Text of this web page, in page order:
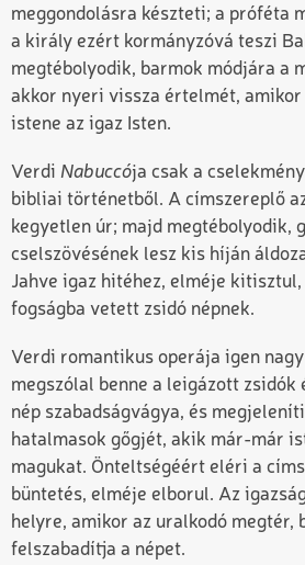
meggondolásra készteti; a próféta
a király ezért kormányzóvá teszi
megtébolyodik, barmok módjára a
akkor nyeri vissza értelmét, amikor
istene az igaz Isten.
Verdi Nabuccója csak a
bibliai történetből. A címszereplő
kegyetlen úr; majd megtébolyodik,
cselszövésének lesz kis híján
Jahve igaz hitéhez, elméje kitisztul,
fogságba vetett zsidó népnek.
Verdi romantikus operája igen
megszólal benne a leigázott zsidók
nép szabadságvágya, és
hatalmasok gőgjét, akik már-már
magukat. Önteltségéért eléri a
büntetés, elméje elborul. Az
helyre, amikor az uralkodó megtér,
felszabadítja a népet.